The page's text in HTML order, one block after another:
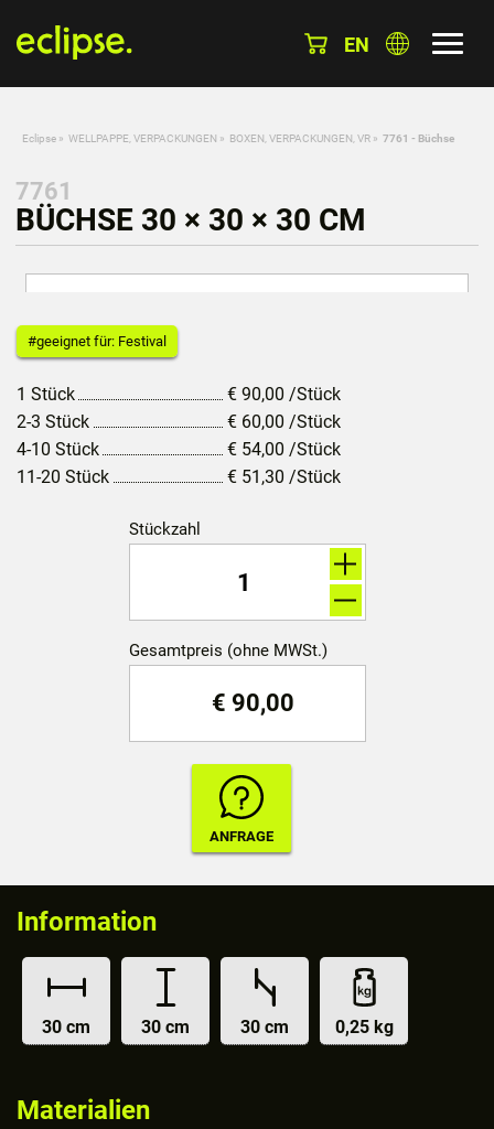
EN
Eclipse » WELLPAPPE, VERPACKUNGEN » BOXEN, VERPACKUNGEN, VR » 7761 - Büchse
7761
BÜCHSE 30 × 30 × 30 CM
#geeignet für: Festival
1 Stück € 90,00 /Stück
2-3 Stück
€ 60,00 /Stück
4-10 Stück
€ 54,00 /Stück
11-20 Stück
€ 51,30 /Stück
Stückzahl
Gesamtpreis (ohne MWSt.)
€ 90,00
Information
30 cm 30 cm 30 cm 0,25 kg
Materialien